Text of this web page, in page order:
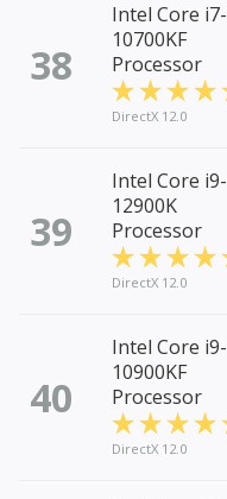
38
Intel Core i7-
10700KF
Processor
DirectX 12.0
39
Intel Core i9-
12900K
Processor
DirectX 12.0
40
Intel Core i9-
10900KF
Processor
DirectX 12.0